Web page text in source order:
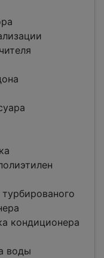
кондиционера
воды